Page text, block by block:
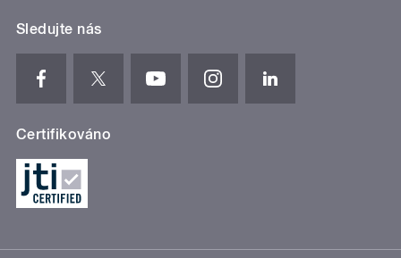
Sledujte nás
Certifikováno